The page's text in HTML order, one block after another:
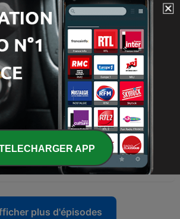
FALAQ (L'AUBE NAISSANTE)
AL-`IKHLÂŞ (LE MONOTHÉISME
MASAD (LES FIBRES)
NAŞR (LE SECOURS)
plus d'épisodes
APP